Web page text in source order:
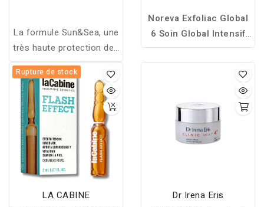
La formule Sun&Sea, une
très haute protection des
peau hypersensibles au
soleil. Lait protecteur
invisible SPF50+. Très
haute protection solaire
UVB/UVA, visible,
infrarouges et lumières
bleue.
Noreva Exfoliac Global
6 Soin Global Intensif
est un soin anti-
imperfections qui exfolie,
régule le sébum et apaise
les peaux à tendance
acnéique tout en
améliorant la texture et
l’éclat de la peau.
Rupture de stock
LA CABINE Dr Irena Eris